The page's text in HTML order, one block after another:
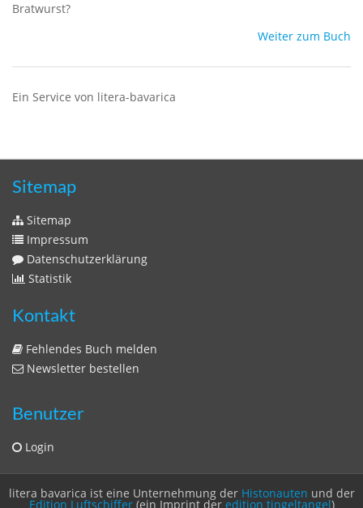
Bratwurst?
Weiter zum Buch
Ein Service von litera-bavarica
Sitemap
Sitemap
Impressum
Datenschutzerklärung
Statistik
Kontakt
Fehlendes Buch melden
Newsletter bestellen
Benutzer
Login
litera bavarica ist eine Unternehmung der Histonauten und der
Edition Luftschiffer(ein Imprint der edition tingeltangel)